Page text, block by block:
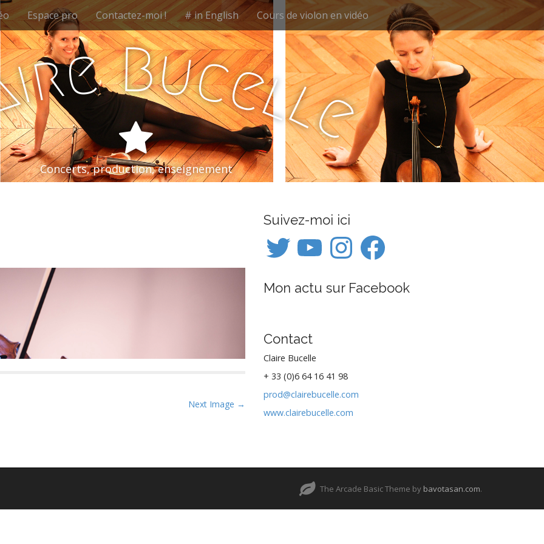
Espace pro Contactez-moi ! # in English Cours de violon en vidéo
ire Bucell
e
Concerts, production, enseignement
Next Image →
Suivez-moi ici
Twitter YouTube InstagramFacebook
Mon actu sur Facebook
Contact
Claire Bucelle
+ 33 (0)6 64 16 41 98
prod@clairebucelle.com
www.clairebucelle.com
The Arcade Basic Theme by bavotasan.com.